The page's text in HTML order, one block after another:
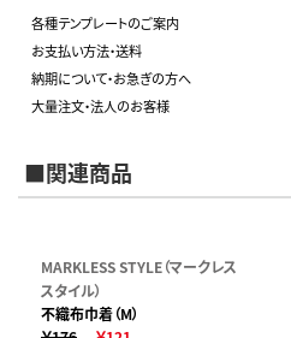
各種テンプレートのご案内
お支払い方法・送料
納期について・お急ぎの方へ
大量注文・法人のお客様
■関連商品
MARKLESS STYLE（マークレス
スタイル）
不織布巾着（M）